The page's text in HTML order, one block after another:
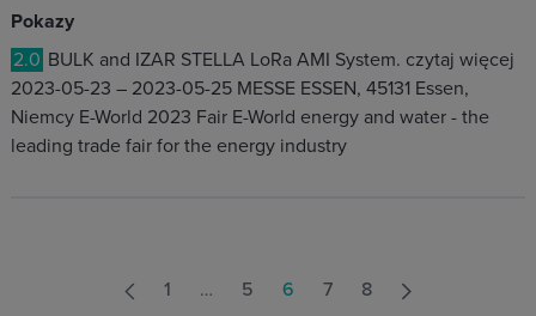
Pokazy
2.0 BULK and IZAR STELLA LoRa AMI System. czytaj więcej
2023-05-23 – 2023-05-25 MESSE ESSEN, 45131 Essen,
Niemcy E-World 2023 Fair E-World energy and water - the
leading trade fair for the energy industry
1 … 5 6 7 8